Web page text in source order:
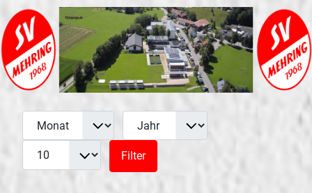
Filter
Monat Jahr
Filter